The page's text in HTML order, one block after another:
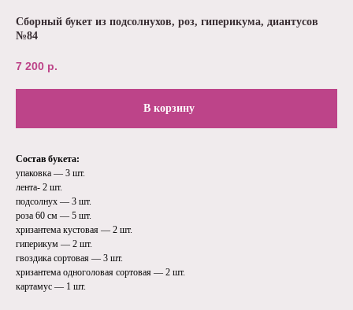
Сборный букет из подсолнухов, роз, гиперикума, диантусов
№84
7 200 р.
В корзину
Состав букета:
упаковка — 3 шт.
лента- 2 шт.
подсолнух — 3 шт.
роза 60 см — 5 шт.
хризантема кустовая — 2 шт.
гиперикум — 2 шт.
гвоздика сортовая — 3 шт.
хризантема одноголовая сортовая — 2 шт.
картамус — 1 шт.